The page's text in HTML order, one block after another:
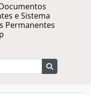
e Sistema
Permanentes